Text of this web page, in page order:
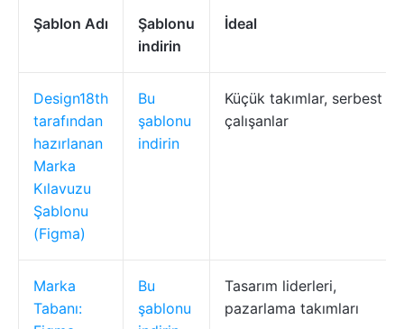
Şablon Adı
Şablonu
indirin
İdeal
Design18th
tarafından
hazırlanan
Marka
Kılavuzu
Şablonu
(Figma)
Bu
şablonu
indirin
Küçük takımlar, serbest
çalışanlar
Marka
Tabanı:
Bu
şablonu
Tasarım liderleri,
pazarlama takımları